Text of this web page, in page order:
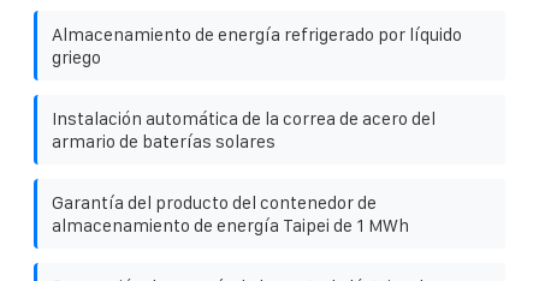
Almacenamiento de energía refrigerado por líquido
griego
Instalación automática de la correa de acero del
armario de baterías solares
Garantía del producto del contenedor de
almacenamiento de energía Taipei de 1 MWh